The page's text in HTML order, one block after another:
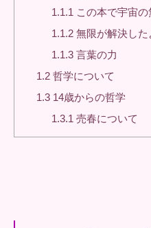
1.1.1 この本で宇宙
1.1.2 無限が解決した
1.1.3 言葉の力
1.2 哲学について
1.3 14歳からの哲学
1.3.1 売春について